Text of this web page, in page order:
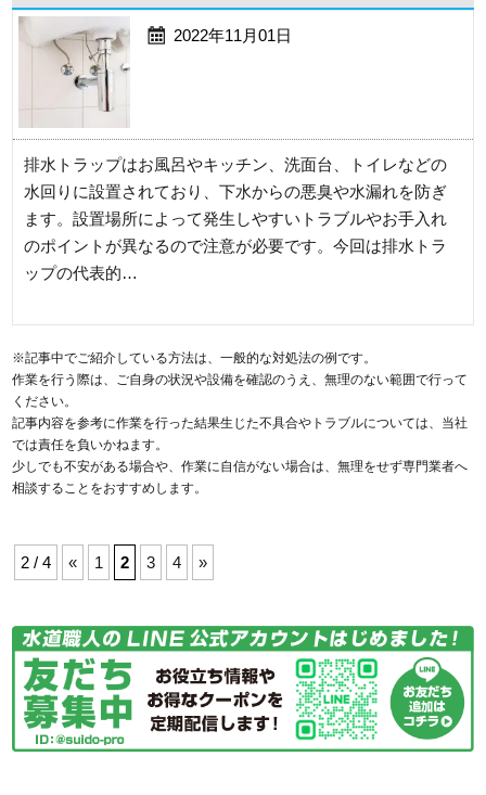
2022年11月01日
排水トラップはお風呂やキッチン、洗面台、トイレなどの
水回りに設置されており、下水からの悪臭や水漏れを防ぎ
ます。設置場所によって発生しやすいトラブルやお手入れ
のポイントが異なるので注意が必要です。今回は排水トラ
ップの代表的…
※記事中でご紹介している方法は、一般的な対処法の例です。
作業を行う際は、ご自身の状況や設備を確認のうえ、無理のない範囲で行って
ください。
記事内容を参考に作業を行った結果生じた不具合やトラブルについては、当社
では責任を負いかねます。
少しでも不安がある場合や、作業に自信がない場合は、無理をせず専門業者へ
相談することをおすすめします。
2 / 4 « 1 2 3 4 »